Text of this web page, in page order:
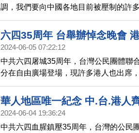
調，我們要向中國各地目前被壓制的許
並與國際社會合作，推動對中共在中國
六四35周年 台舉辦悼念晚會
2024-06-05 07:22:12
中共六四屠城35周年，台灣公民團體聯
分在自由廣場登場，現許多港人也出席
地，不要被中共滲透、分化。
華人地區唯一紀念 中.台.港人
2024-06-04 19:36:24
中共六四血腥鎮壓35周年，台灣的公民